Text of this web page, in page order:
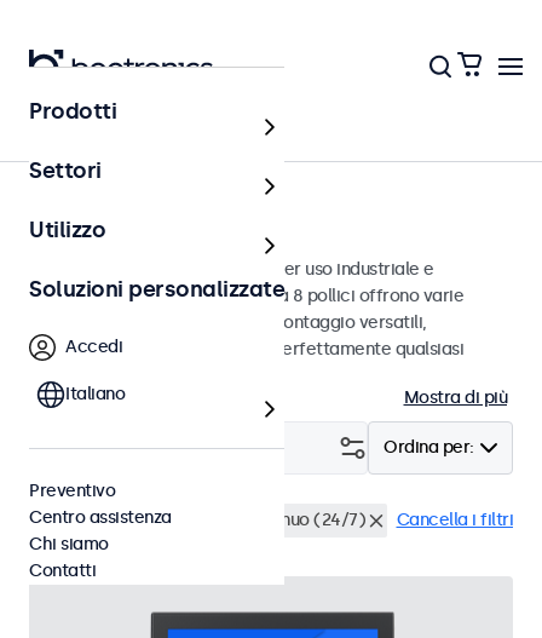
Monitor
Monitor da 8 pollici
Monitor da 8 pollici progettati per uso industriale e
commerciale. Questi monitor da 8 pollici offrono varie
connessioni video e opzioni di montaggio versatili,
consentendo loro di integrarsi perfettamente qualsiasi
Mostra di più
Ordina per:
Filtro (1)
Monitor 8 pollici Utilizzo continuo (24/7) Cancella i filtri
Prodotti
Settori
Utilizzo
Soluzioni personalizzate
Accedi
Italiano
Preventivo
Centro assistenza
Chi siamo
Contatti